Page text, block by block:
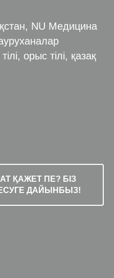
NU Медицина
орыс тілі, қазақ
ҚАЖЕТ ПЕ? БІЗ
ДАЙЫНБЫЗ!